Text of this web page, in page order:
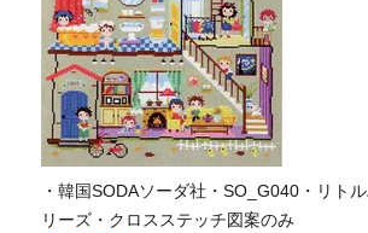
・韓国SODAソーダ社・SO_G040・リト
リーズ・クロスステッチ図案のみ